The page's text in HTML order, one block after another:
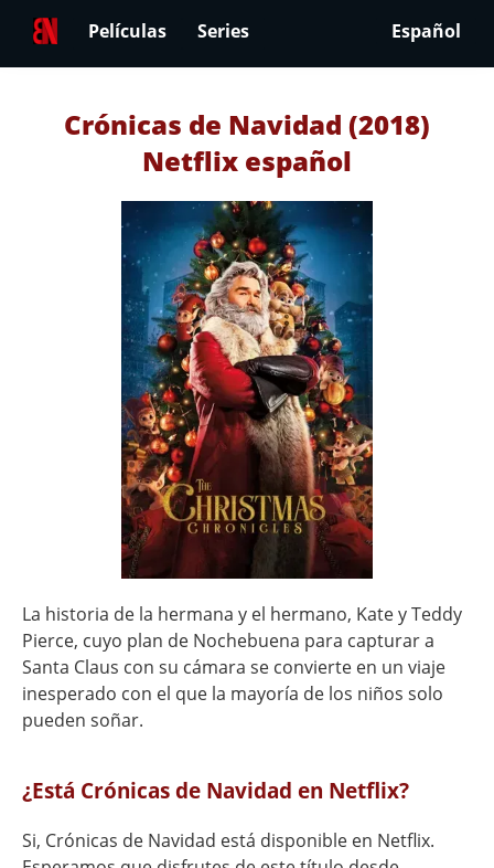
Películas Series Español
Crónicas de Navidad (2018)
Netflix español
La historia de la hermana y el hermano, Kate y Teddy
Pierce, cuyo plan de Nochebuena para capturar a
Santa Claus con su cámara se convierte en un viaje
inesperado con el que la mayoría de los niños solo
pueden soñar.
¿Está Crónicas de Navidad en Netflix?
Si, Crónicas de Navidad está disponible en Netflix.